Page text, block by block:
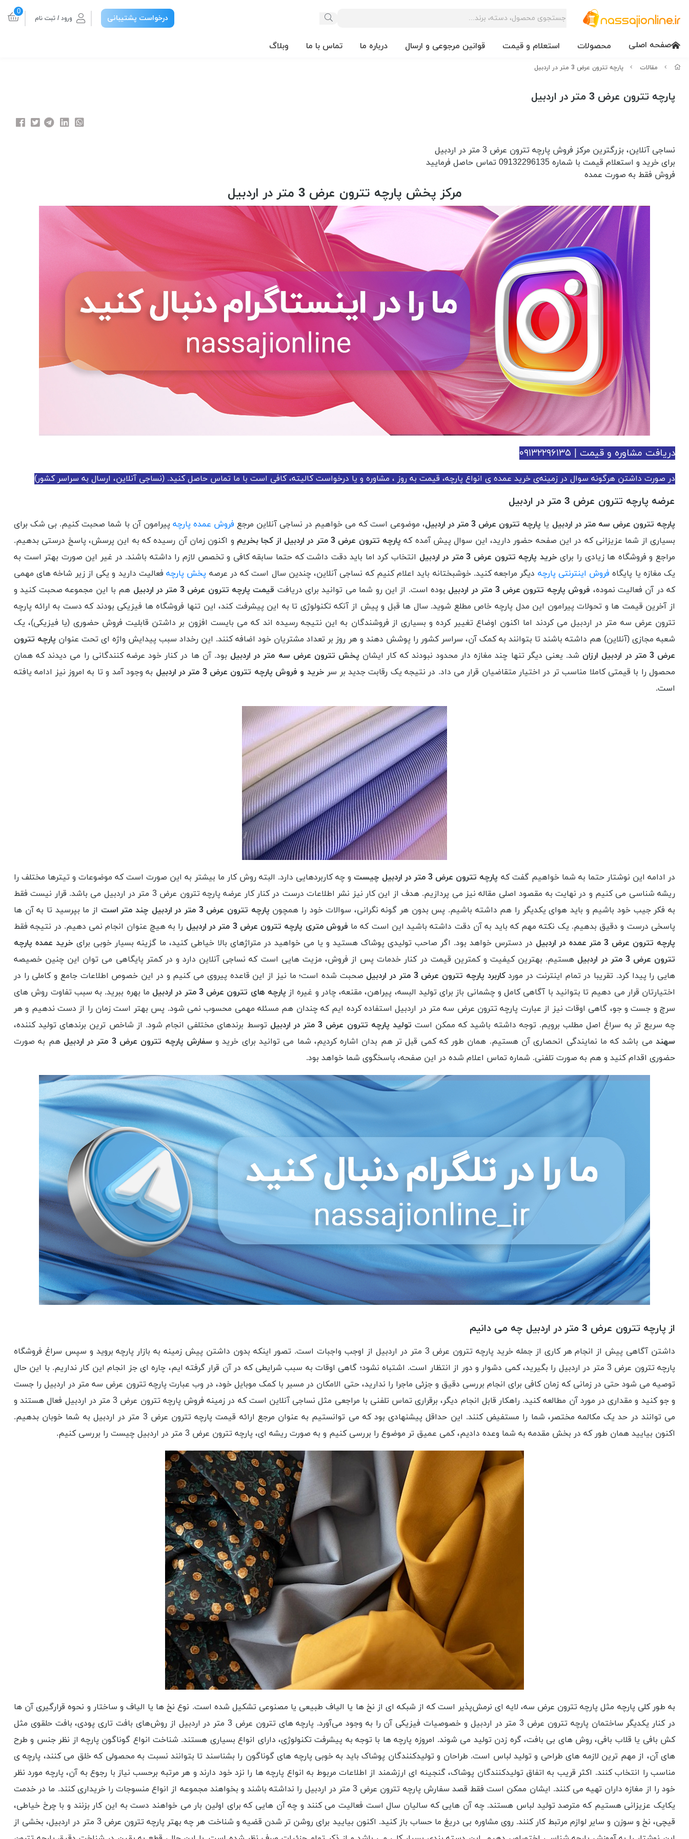
درخواست پشتیبانی ورود / ثبت نام
0
صفحه اصلی محصولات استعلام و قیمت قوانین مرجوعی و ارسال درباره ما تماس با ما وبلاگ
مقالات پارچه تترون عرض 3 متر در اردبیل
پارچه تترون عرض 3 متر در اردبیل
نساجی آنلاین، بزرگترین مرکز فروش پارچه تترون عرض 3 متر در اردبیل
برای خرید و استعلام قیمت با شماره 09132296135 تماس حاصل فرمایید
فروش فقط به صورت عمده
مرکز پخش پارچه تترون عرض 3 متر در اردبیل
دریافت مشاوره و قیمت | ۰۹۱۳۲۲۹۶۱۳۵
در صورت داشتن هرگونه سوال در زمینه‌ی خرید عمده ی انواع پارچه، قیمت به روز ، مشاوره و یا درخواست کالیته، کافی است با ما تماس حاصل کنید. (نساجی آنلاین، ارسال به سراسر کشور)
عرضه پارچه تترون عرض 3 متر در اردبیل
پارچه تترون عرض سه متر در اردبیل یا پارچه تترون عرض 3 متر در اردبیل ، موضوعی است که می خواهیم در نساجی آنلاین مرجع فروش عمده پارچه پیرامون آن با شما صحبت کنیم. بی شک برای
بسیاری از شما عزیزانی که در این صفحه حضور دارید، این سوال پیش آمده که پارچه تترون عرض 3 متر در اردبیل از کجا بخریم
و اکنون زمان آن رسیده که به این پرسش، پاسخ درستی بدهیم.
مراجع و فروشگاه ها زیادی را برای خرید پارچه تترون عرض 3 متر در اردبیل
انتخاب کرد اما باید دقت داشت که حتما سابقه کافی و تخصص لازم را داشته باشند. در غیر این صورت بهتر است به
یک مغازه یا پایگاه فروش اینترنتی پارچه دیگر مراجعه کنید. خوشبختانه باید اعلام کنیم که نساجی آنلاین، چندین سال است که در عرصه پخش پارچهفعالیت دارید و یکی از زیر شاخه های مهمی
که در آن فعالیت نموده، فروش پارچه تترون عرض 3 متر در اردبیل بوده است. از این رو شما می توانید برای دریافت قیمت پارچه تترون عرض 3 متر در اردبیل
هم با این مجموعه صحبت کنید و
از آخرین قیمت ها و تحولات پیرامون این مدل پارچه خاص مطلع شوید. سال ها قبل و پیش از آنکه تکنولوژی تا به این پیشرفت کند، این تنها فروشگاه ها فیزیکی بودند که دست به ارائه پارچه
تترون عرض سه متر در اردبیل می کردند اما اکنون اوضاع تغییر کرده و بسیاری از فروشندگان به این نتیجه رسیده اند که می بایست افزون بر داشتن قابلیت فروش حضوری (یا فیزیکی)، یک
شعبه مجازی (آنلاین) هم داشته باشند تا بتوانند به کمک آن، سراسر کشور را پوشش دهند و هر روز بر تعداد مشتریان خود اضافه کنند. این رخداد سبب پیدایش واژه ای تحت عنوان پارچه تترون
عرض 3 متر در اردبیل ارزان
شد. یعنی دیگر تنها چند مغازه دار محدود نبودند که کار ایشان پخش تترون عرض سه متر در اردبیل بود. آن ها در کنار خود عرضه کنندگانی را می دیدند که همان
محصول را با قیمتی کاملا مناسب تر در اختیار متقاضیان قرار می داد. در نتیجه یک رقابت جدید بر سر خرید و فروش پارچه تترون عرض 3 متر در اردبیل
به وجود آمد و تا به امروز نیز ادامه یافته
است.
در ادامه این نوشتار حتما به شما خواهیم گفت که پارچه تترون عرض 3 متر در اردبیل چیست
و چه کاربردهایی دارد. البته روش کار ما بیشتر به این صورت است که موضوعات و تیترها مختلف را
ریشه شناسی می کنیم و در نهایت به مقصود اصلی مقاله نیز می پردازیم. هدف از این کار نیز نشر اطلاعات درست در کنار کار عرضه پارچه تترون عرض 3 متر در اردبیل می باشد. قرار نیست فقط
به فکر جیب خود باشیم و باید هوای یکدیگر را هم داشته باشیم. پس بدون هر گونه نگرانی، سوالات خود را همچون پارچه تترون عرض 3 متر در اردبیل چند متر است
از ما بپرسید تا به آن ها
پاسخی درست و دقیق بدهیم. یک نکته مهم که باید به آن دقت داشته باشید این است که ما فروش متری پارچه تترون عرض 3 متر در اردبیل
را به هیچ عنوان انجام نمی دهیم. در نتیجه فقط
پارچه تترون عرض 3 متر عمده در اردبیل
در دسترس خواهد بود. اگر صاحب تولیدی پوشاک هستید و یا می خواهید در متراژهای بالا خیاطی کنید، ما گزینه بسیار خوبی برای خرید عمده پارچه
تترون عرض 3 متر در اردبیل
هستیم. بهترین کیفیت و کمترین قیمت در کنار خدمات پس از فروش، مزیت هایی است که نساجی آنلاین دارد و در کمتر پایگاهی می توان این چنین خصیصه
هایی را پیدا کرد. تقریبا در تمام اینترنت در موردکاربرد پارچه تترون عرض 3 متر در اردبیل
صحبت شده است؛ ما نیز از این قاعده پیروی می کنیم و در این خصوص اطلاعات جامع و کاملی را در
اختیارتان قرار می دهیم تا بتوانید با آگاهی کامل و چشمانی باز برای تولید البسه، پیراهن، مقنعه، چادر و غیره از پارچه های تترون عرض 3 متر در اردبیل
ما بهره ببرید. به سبب تفاوت روش های
سرچ و جست و جو، گاهی اوقات نیز از عبارت پارچه تترون عرض سه متر در اردبیل استفاده کرده ایم که چندان هم مسئله مهمی محسوب نمی شود. پس بهتر است زمان را از دست ندهیم و هر
چه سریع تر به سراغ اصل مطلب برویم. توجه داشته باشید که ممکن است تولید پارچه تترون عرض 3 متر در اردبیل
توسط برندهای مختلفی انجام شود. از شاخص ترین برندهای تولید کننده،
سهندمی باشد که ما نمایندگی انحصاری آن هستیم. همان طور که کمی قبل تر هم بدان اشاره کردیم، شما می توانید برای خرید و سفارش پارچه تترون عرض 3 متر در اردبیل
هم به صورت
حضوری اقدام کنید و هم به صورت تلفنی. شماره تماس اعلام شده در این صفحه، پاسخگوی شما خواهد بود.
از پارچه تترون عرض 3 متر در اردبیل چه می دانیم
داشتن آگاهی پیش از انجام هر کاری از جمله خرید پارچه تترون عرض 3 متر در اردبیل از اوجب واجبات است. تصور اینکه بدون داشتن پیش زمینه به بازار پارچه بروید و سپس سراغ فروشگاه
پارچه تترون عرض 3 متر در اردبیل را بگیرید، کمی دشوار و دور از انتظار است. اشتباه نشود؛ گاهی اوقات به سبب شرایطی که در آن قرار گرفته ایم، چاره ای جز انجام این کار نداریم. با این حال
توصیه می شود حتی در زمانی که زمان کافی برای انجام بررسی دقیق و جزئی ماجرا را ندارید، حتی الامکان در مسیر با کمک موبایل خود، در وب عبارت پارچه تترون عرض سه متر در اردبیل را جست
و جو کنید و مقداری در مورد آن مطالعه کنید. راهکار قابل انجام دیگر، برقراری تماس تلفنی با مراجعی مثل نساجی آنلاین است که در زمینه فروش پارچه تترون عرض 3 متر در اردبیل فعال هستند و
می توانند در حد یک مکالمه مختصر، شما را مستفیض کنند. این حداقل پیشنهادی بود که می توانستیم به عنوان مرجع ارائه قیمت پارچه تترون عرض 3 متر در اردبیل به شما خوبان بدهیم.
اکنون بیایید همان طور که در بخش مقدمه به شما وعده دادیم، کمی عمیق تر موضوع را بررسی کنیم و به صورت ریشه ای، پارچه تترون عرض 3 متر در اردبیل چیست را بررسی کنیم.
به طور کلی پارچه مثل پارچه تترون عرض سه، لایه ‌ای نرمش‌پذیر است که از شبکه ‌ای از نخ‌ ها یا الیاف طبیعی یا مصنوعی تشکیل شده ‌است. نوع نخ ‌ها یا الیاف و ساختار و نحوه قرارگیری آن‌ ها
در کنار یکدیگر ساختمان پارچه تترون عرض 3 متر در اردبیل و خصوصیات فیزیکی آن را به‌ وجود می‌آورد. پارچه های تترون عرض 3 متر در اردبیل از روش‌های بافت تاری پودی، بافت حلقوی مثل
کش ‌بافی یا قلاب بافی، روش های بی بافت، گره زدن تولید می‌ شوند. امروزه پارچه ‌ها با توجه به پیشرفت تکنولوژی، دارای انواع بسیاری هستند. شناخت انواع گوناگون پارچه از نظر جنس و طرح
های آن، از مهم‌ ترین لازمه ‌های طراحی و تولید لباس است. طراحان و تولیدکنندگان پوشاک باید به خوبی پارچه های گوناگون را بشناسند تا بتوانند نسبت به محصولی که خلق می ‌کنند، پارچه ‌ی
مناسب را انتخاب کنند. اکثر قریب به اتفاق تولیدکنندگان پوشاک، گنجینه ای ارزشمند از اطلاعات مربوط به انواع پارچه ها را نزد خود دارند و هر مرتبه برحسب نیاز با رجوع به آن، پارچه مورد نظر
خود را از مغازه داران تهیه می کنند. ایشان ممکن است فقط قصد سفارش پارچه تترون عرض 3 متر در اردبیل را نداشته باشند و بخواهند مجموعه از انواع منسوجات را خریداری کنند. ما در خدمت
یکایک عزیزانی هستیم که مترصد تولید لباس هستند. چه آن هایی که سالیان سال است فعالیت می کنند و چه آن هایی که برای اولین بار می خواهند دست به این کار بزنند و با چرخ خیاطی،
قیچی، نخ و سوزن و سایر لوازم مرتبط کار کنند. روی مشاوره بی دریغ ما حساب باز کنید. اکنون بیایید برای روشن تر شدن قضیه و شناخت هر چه بهتر پارچه تترون عرض 3 متر در اردبیل، بخشی از